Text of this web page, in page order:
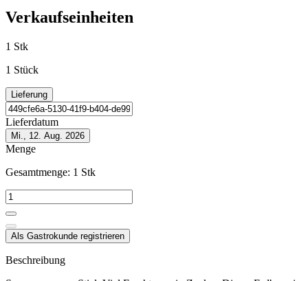
Verkaufseinheiten
1 Stk
1 Stück
Lieferung
Lieferdatum
Mi., 12. Aug. 2026
Menge
Gesamtmenge: 1 Stk
Als Gastrokunde registrieren
Beschreibung